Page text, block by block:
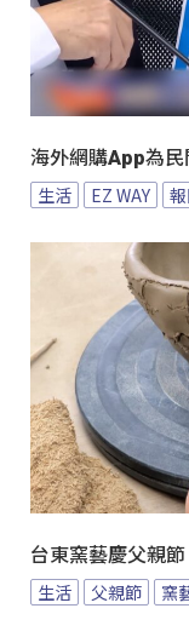
海外網購App為
生活 EZ WAY
台東窯藝慶父親
生活 父親節 窯